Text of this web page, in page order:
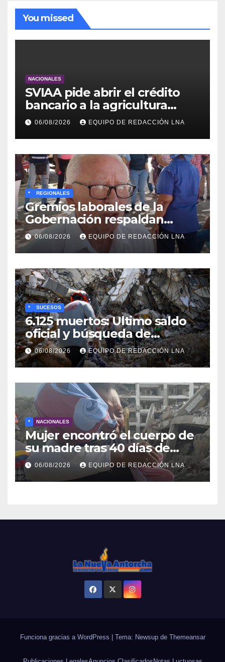
You missed
NACIONALES
SVIAA pide abrir el crédito
bancario a la agricultura
familiar en Venezuela
06/08/2026 EQUIPO DE REDACCIÓN LNA
* REGIONALES
Gremios laborales de la
Gobernación respaldan
propuesta de Bono
Recreativo de 100 dólares
para jubilados, pensionados y
activos
06/08/2026 EQUIPO DE REDACCIÓN LNA
* SUCESOS
6.125 muertos: Ultimo saldo
oficial y búsqueda de
cadáveres continúa entre los
escombros
06/08/2026 EQUIPO DE REDACCIÓN LNA
* NACIONALES
Mujer encontró el cuerpo de
su madre tras 40 días de
búsqueda en Tanaguarena
06/08/2026 EQUIPO DE REDACCIÓN LNA
Funciona gracias a WordPress Tema: Newsup de Themeansar